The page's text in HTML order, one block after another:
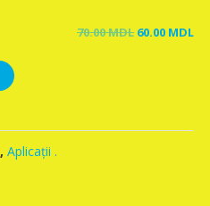
70.00MDL Original
60.00 MDL
, Aplicații .